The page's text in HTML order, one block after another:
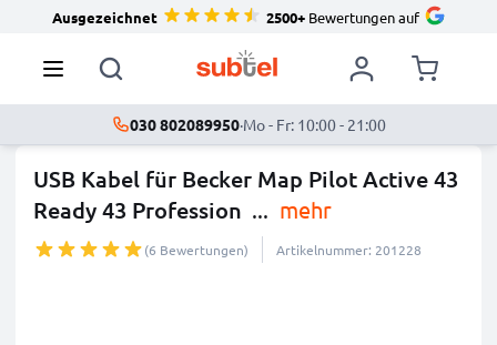
Ausgezeichnet 2500+Bewertungen auf
030 802089950·Mo - Fr: 10:00 - 21:00
USB Kabel für Becker Map Pilot Active 43
Ready 43 Profession ... mehr
(6 Bewertungen) Artikelnummer: 201228